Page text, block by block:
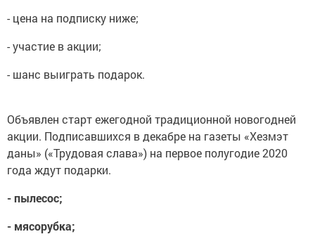
- цена на подписку ниже;
- участие в акции;
- шанс выиграть подарок.
Объявлен старт ежегодной традиционной новогодней
акции. Подписавшихся в декабре на газеты «Хезмэт
даны» («Трудовая слава») на первое полугодие 2020
года ждут подарки.
- пылесос;
- мясорубка;